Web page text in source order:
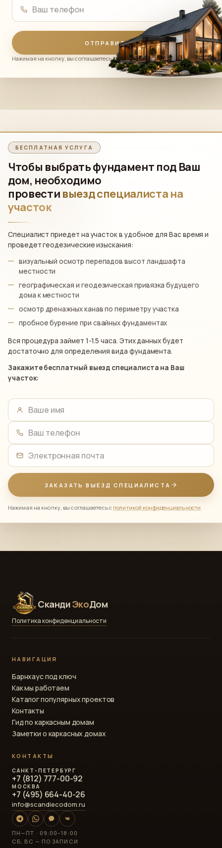
Ваш телефон
ОТПРАВИТЬ
Нажимая на кнопку, вы соглашаетесь сполитикой конфиденциальности
БЕСПЛАТНАЯ УСЛУГА
Чтобы выбрать фундамент под Ваш
дом, необходимо
провести выезд специалиста на
участок
Специалист приедет на участок в удобное для Вас время и
проведет геодезические изыскания:
визуальный осмотр перепадов высот ландшафта
местности
географическая и геодезическая привязка будущего
дома к местности
осмотр дренажных канав по периметру участка
пробное бурение при свайных фундаментах
Вся процедура займет 1-1.5 часа. Этих данных будет
достаточно для определения вида фундамента.
Закажите бесплатный выезд специалиста на Ваш
участок:
Ваше имя
Ваш телефон
Электронная почта
ЗАКАЗАТЬ ВЫЕЗД СПЕЦИАЛИСТА
Нажимая на кнопку, вы соглашаетесь с политикой конфиденциальности
СкандиЭкоДом
Политика конфиденциальности
НАВИГАЦИЯ
Барнхаус под ключ
Как мы работаем
Каталог популярных проектов
Контакты
Гид по каркасным домам
Заметки о каркасных домах
КОНТАКТЫ
САНКТ-ПЕТЕРБУРГ
+7 (812) 777-00-92
МОСКВА
+7 (495) 664-40-26
info@scandiecodom.ru
ПН—ПТ · 09:00–18:00
СБ, ВС — ПО ЗАПИСИ